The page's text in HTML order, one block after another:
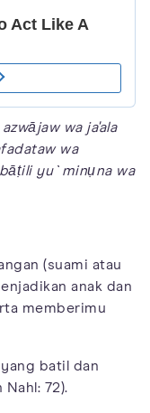
wa ja'ala
wa
yu`minụna wa
(suami atau
anak dan
memberimu
batil dan
72).